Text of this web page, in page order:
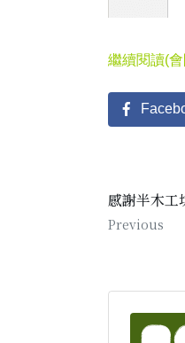
繼續閱讀(
感謝半木工
Previous